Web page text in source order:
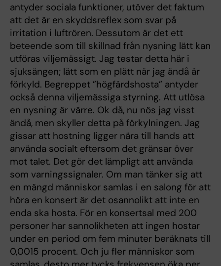
antyder sociala funktioner, utöver det faktum
att det är en skyddsreflex som svar på
irritation i luftrören. Dessutom är det ett
beteende som till skillnad från nysning lätt kan
utföras viljemässigt. Jag testar detta här i
sjuksängen; lätt som en plätt när jag ändå är
förkyld. Begreppet ”högfärdshosta” antyder
också denna viljemässiga styrning. Att utlösa
en nysning är värre. Ok då, nu nös jag visst
ändå, men skyller detta på förkylningen. Jag
gissar att hostning ligger nära till hands att
använda socialt eftersom det gränsar över
mot talet. Det gör det lämpligt att använda
som varningssignaler. Om man tänker sig att
en mängd människor samlas i en salong för att
höra en konsert är det osannolikt att inte en
enda ska hosta. För en konsertsal med 200
personer har sannolikheten att ingen hostar
under en period om fem minuter beräknats till
0,0015 procent. Och ju fler människor som